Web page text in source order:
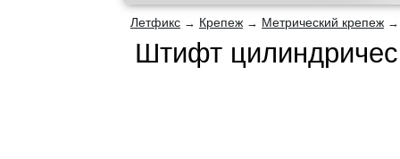
Летфикс → Крепеж → Метрический крепеж
Штифт